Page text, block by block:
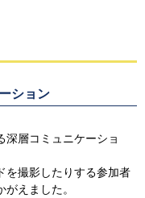
ション
深層コミュニケーショ
を撮影したりする参加者
えました。